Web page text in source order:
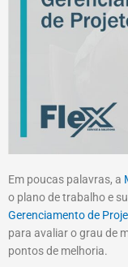
Em poucas palavras, a
o plano de trabalho e
Gerenciamento de
para avaliar o grau de
pontos de melhoria.
LinkedIn
Instagram
Facebook
Link